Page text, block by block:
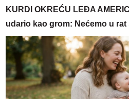
KURDI OKREĆU LEĐA
udario kao grom: Nećemo u rat